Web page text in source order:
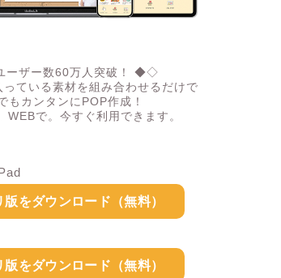
ザー数60万人突破！ ◆◇
っている素材を組み合わせるだけで
もカンタンにPOP作成！
WEBで。今すぐ利用できます。
版をダウンロード（無料）
版をダウンロード（無料）